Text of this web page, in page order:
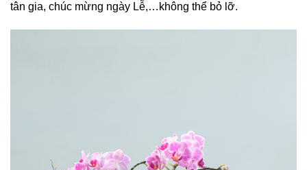
tân gia, chúc mừng ngày Lễ,…không thể bỏ lỡ.